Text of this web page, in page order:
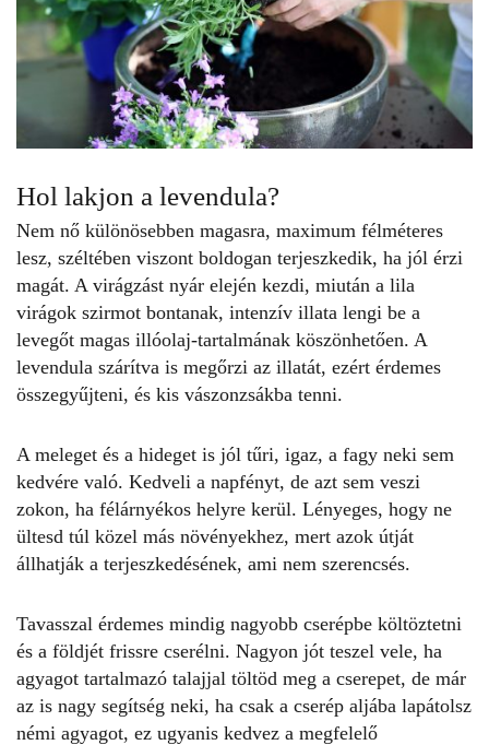
Hol lakjon a levendula?
Nem nő különösebben magasra, maximum félméteres
lesz, széltében viszont boldogan terjeszkedik, ha jól érzi
magát. A virágzást nyár elején kezdi, miután a lila
virágok szirmot bontanak, intenzív illata lengi be a
levegőt magas illóolaj-tartalmának köszönhetően. A
levendula szárítva is megőrzi az illatát, ezért érdemes
összegyűjteni, és kis vászonzsákba tenni.
A meleget és a hideget is jól tűri, igaz, a fagy neki sem
kedvére való. Kedveli a napfényt, de azt sem veszi
zokon, ha félárnyékos helyre kerül. Lényeges, hogy ne
ültesd túl közel más növényekhez, mert azok útját
állhatják a terjeszkedésének, ami nem szerencsés.
Tavasszal érdemes mindig nagyobb cserépbe költöztetni
és a földjét frissre cserélni. Nagyon jót teszel vele, ha
agyagot tartalmazó talajjal töltöd meg a cserepet, de már
az is nagy segítség neki, ha csak a cserép aljába lapátolsz
némi agyagot, ez ugyanis kedvez a megfelelő